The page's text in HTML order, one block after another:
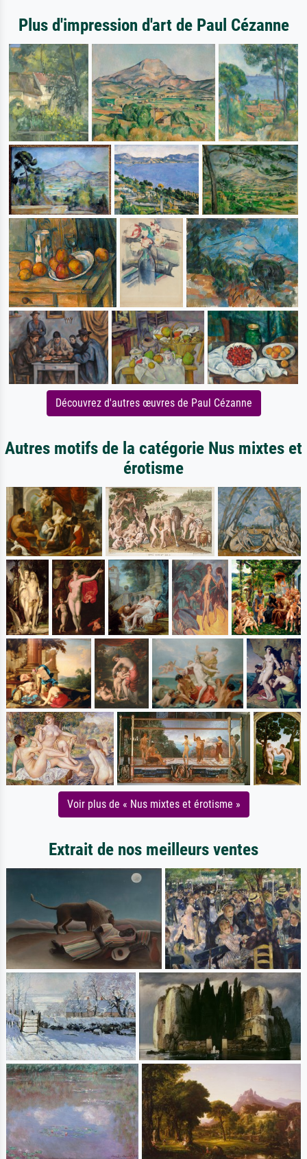
Plus d'impression d'art de Paul Cézanne
Découvrez d'autres œuvres de Paul Cézanne
Autres motifs de la catégorie Nus mixtes et
érotisme
Voir plus de « Nus mixtes et érotisme »
Extrait de nos meilleurs ventes